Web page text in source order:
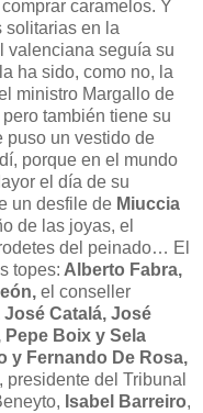
caramelos. Y
solitarias en la
valenciana seguía su
ha sido, como no, la
ministro Margallo de
también tiene su
puso un vestido de
porque en el mundo
el día de su
un desfile de Miuccia
de las joyas, el
del peinado… El
topes: Alberto Fabra,
el conseller
Catalá, José
Pepe Boix y Sela
y Fernando De Rosa,
, presidente del Tribunal
Isabel Barreiro,